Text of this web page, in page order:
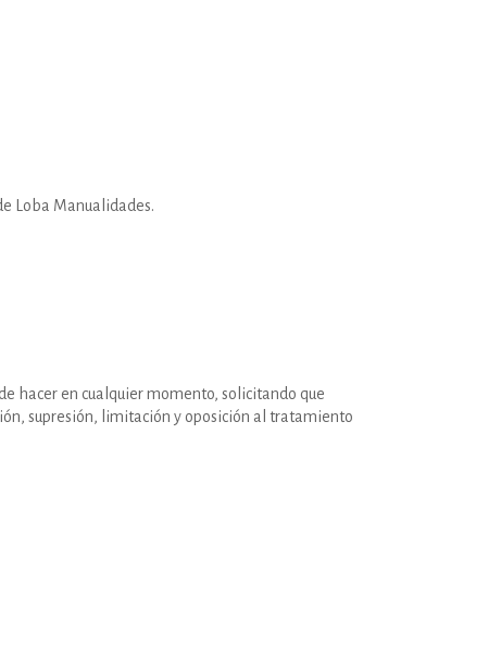
Loba Manualidades.
hacer en cualquier momento, solicitando que
supresión, limitación y oposición al tratamiento